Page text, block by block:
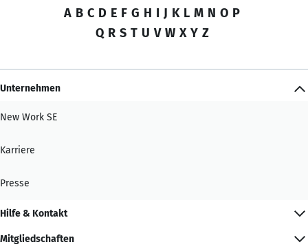
A B C D E F G H I J K L M N O P
Q R S T U V W X Y Z
Unternehmen
New Work SE
Karriere
Presse
Hilfe & Kontakt
Mitgliedschaften